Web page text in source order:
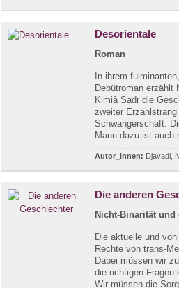
Desorientale
Roman
In ihrem
Debütroman erzählt
Kimiâ Sadr die
zweiter
Schwangerschaft.
Mann dazu ist auch
Autor_innen: Djavadi,
Die anderen
Nicht-Binarität und
Die aktuelle und
Rechte von trans-
Dabei müssen wir
die richtigen Fragen
Wir müssen die